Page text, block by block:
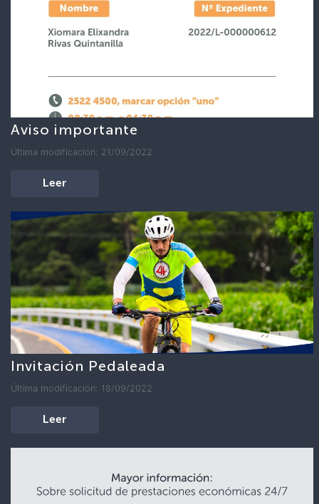
Aviso importante
Última modificación: 21/09/2022
Leer
Invitación Pedaleada
Última modificación: 18/09/2022
Leer